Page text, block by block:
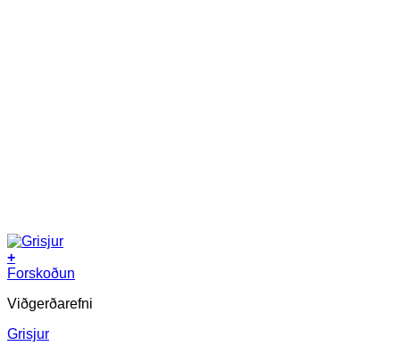
+
This
has
variants.
Forskoðun
Viðgerðarefni
Grisjur